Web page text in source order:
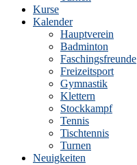
Kurse
Kalender
Hauptverein
Badminton
Faschingsfreunde
Freizeitsport
Gymnastik
Klettern
Stockkampf
Tennis
Tischtennis
Turnen
Neuigkeiten